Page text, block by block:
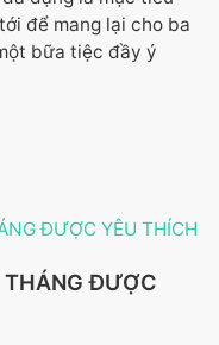
để mang lại cho ba
bữa tiệc đầy ý
THÁNG ĐƯỢC